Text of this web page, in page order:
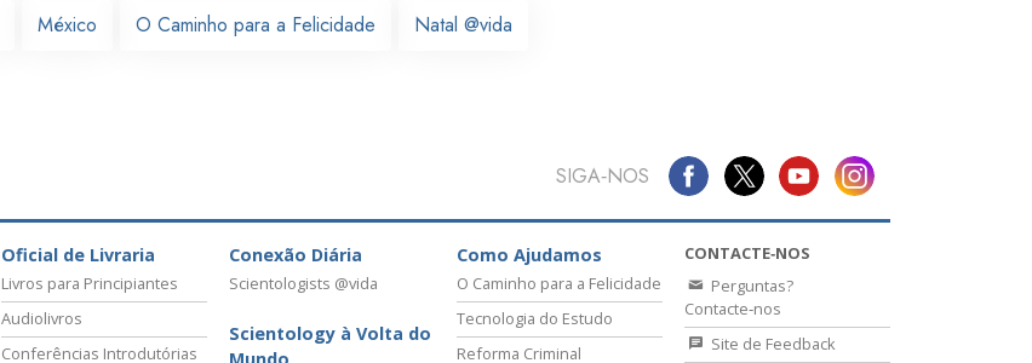
México O Caminho para a Felicidade Natal @vida
SIGA‑NOS
Oficial de Livraria
Livros para Principiantes
Audiolivros
Conferências Introdutórias
Conexão Diária
Scientologists @vida
Scientology à Volta do
Como Ajudamos
O Caminho para a Felicidade
Tecnologia do Estudo
Reforma Criminal
CONTACTE‑NOS
Perguntas?
Contacte‑nos
Site de Feedback